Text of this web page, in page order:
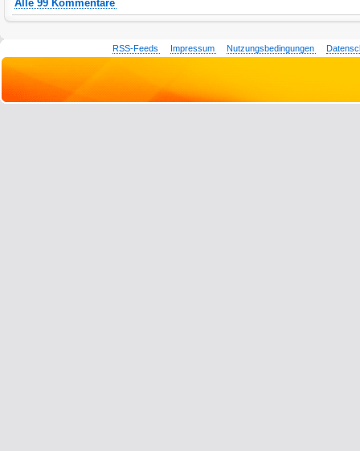
Alle 99 Kommentare
RSS-Feeds Impressum Nutzungsbedingungen